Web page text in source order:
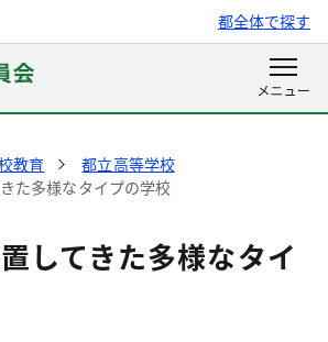
都全体で探す
教育
都立高等学校
た多様なタイプの学校
してきた多様なタイ